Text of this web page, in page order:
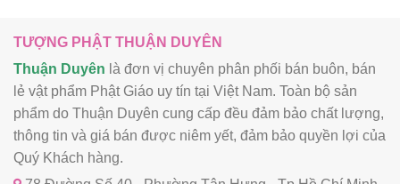
TƯỢNG PHẬT THUẬN DUYÊN
Thuận Duyên là đơn vị chuyên phân phối bán buôn, bán
lẻ vật phẩm Phật Giáo uy tín tại Việt Nam. Toàn bộ sản
phẩm do Thuận Duyên cung cấp đều đảm bảo chất lượng,
thông tin và giá bán được niêm yết, đảm bảo quyền lợi của
Quý Khách hàng.